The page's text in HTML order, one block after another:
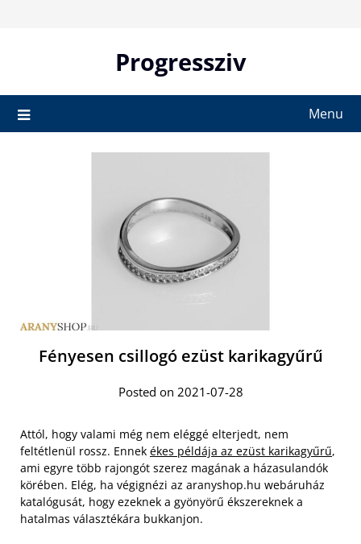
Progressziv
Menu
Fényesen csillogó ezüst karikagyűrű
Posted on 2021-07-28
Attól, hogy valami még nem eléggé elterjedt, nem
feltétlenül rossz. Ennek ékes példája az ezüst karikagyűrű,
ami egyre több rajongót szerez magának a házasulandók
körében. Elég, ha végignézi az aranyshop.hu webáruház
katalógusát, hogy ezeknek a gyönyörű ékszereknek a
hatalmas választékára bukkanjon.